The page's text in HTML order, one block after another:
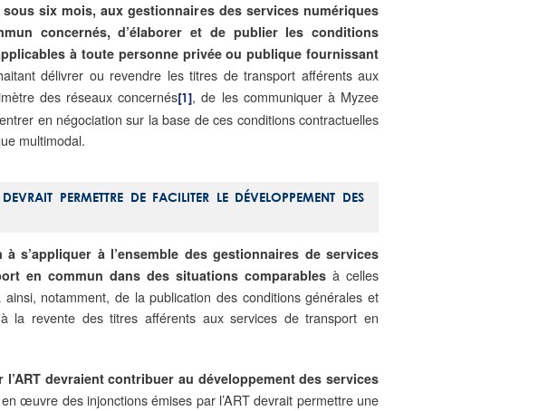
six mois, aux gestionnaires des services numériques
concernés,d’élaborer et de publier les conditions
à toute personne privée ou publique fournissant
délivrer ou revendre les titres de transport afférents aux
des réseaux concernés [1] , de les communiquer à Myzee
en négociation sur la base de ces conditions contractuelles
multimodal.
PERMETTRE DE FACILITER LE DÉVELOPPEMENT DES
s’appliquer à l’ensemble des gestionnaires de services
en commun dans des situations comparables à celles
notamment, de la publication des conditions générales et
la revente des titres afférents aux services de transport en
devraient contribuer au développement des services
œuvre des injonctions émises par l’ART devrait permettre une